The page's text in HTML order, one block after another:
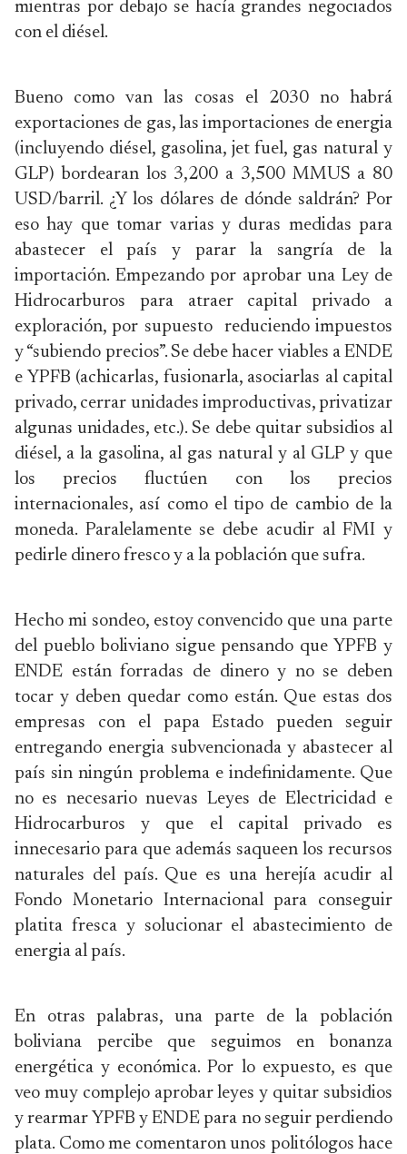
mientras por debajo se hacía grandes negociados
con el diésel.
Bueno como van las cosas el 2030 no habrá
exportaciones de gas, las importaciones de energia
(incluyendo diésel, gasolina, jet fuel, gas natural y
GLP) bordearan los 3,200 a 3,500 MMUS a 80
USD/barril. ¿Y los dólares de dónde saldrán? Por
eso hay que tomar varias y duras medidas para
abastecer el país y parar la sangría de la
importación. Empezando por aprobar una Ley de
Hidrocarburos para atraer capital privado a
exploración, por supuesto reduciendo impuestos
y “subiendo precios”. Se debe hacer viables a ENDE
e YPFB (achicarlas, fusionarla, asociarlas al capital
privado, cerrar unidades improductivas, privatizar
algunas unidades, etc.). Se debe quitar subsidios al
diésel, a la gasolina, al gas natural y al GLP y que
los precios fluctúen con los precios
internacionales, así como el tipo de cambio de la
moneda. Paralelamente se debe acudir al FMI y
pedirle dinero fresco y a la población que sufra.
Hecho mi sondeo, estoy convencido que una parte
del pueblo boliviano sigue pensando que YPFB y
ENDE están forradas de dinero y no se deben
tocar y deben quedar como están. Que estas dos
empresas con el papa Estado pueden seguir
entregando energia subvencionada y abastecer al
país sin ningún problema e indefinidamente. Que
no es necesario nuevas Leyes de Electricidad e
Hidrocarburos y que el capital privado es
innecesario para que además saqueen los recursos
naturales del país. Que es una herejía acudir al
Fondo Monetario Internacional para conseguir
platita fresca y solucionar el abastecimiento de
energia al país.
En otras palabras, una parte de la población
boliviana percibe que seguimos en bonanza
energética y económica. Por lo expuesto, es que
veo muy complejo aprobar leyes y quitar subsidios
y rearmar YPFB y ENDE para no seguir perdiendo
plata. Como me comentaron unos politólogos hace